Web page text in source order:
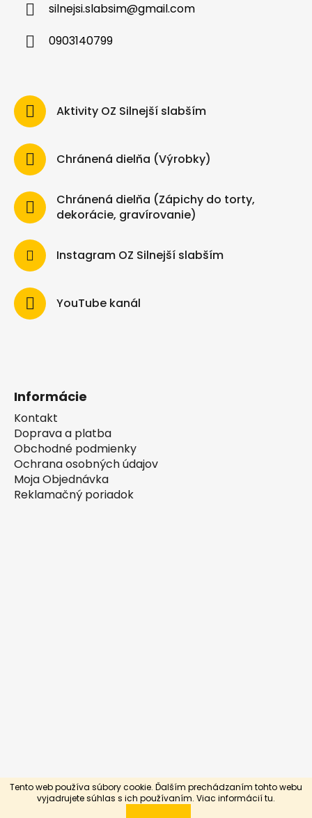
Tento web používa súbory cookie. Ďalším prechádzaním tohto webu
vyjadrujete súhlas s ich používaním. Viac informáciítu.
silnejsi.slabsim@gmail.com
0903140799
Aktivity OZ Silnejší slabším
Chránená dielňa (Výrobky)
Chránená dielňa (Zápichy do torty,
dekorácie, gravírovanie)
Instagram OZ Silnejší slabším
YouTube kanál
Informácie
Kontakt
Doprava a platba
Obchodné podmienky
Ochrana osobných údajov
Moja Objednávka
Reklamačný poriadok
Vytvoril Shoptet